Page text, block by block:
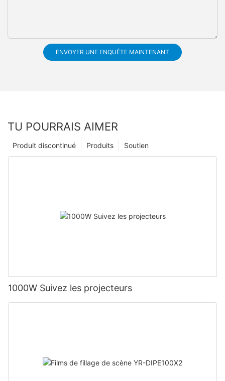
ENVOYER UNE ENQUÊTE MAINTENANT
TU POURRAIS AIMER
Soutien
Produits
Produit discontinué
1000W Suivez les projecteurs